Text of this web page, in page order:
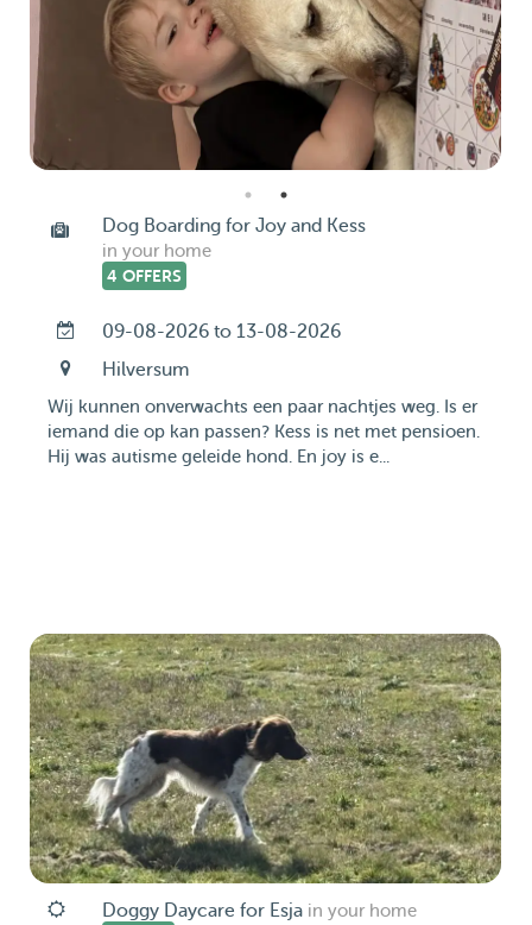
Dog Boarding for Joy and Kess
in your home
4 OFFERS
09-08-2026 to 13-08-2026
Hilversum
Wij kunnen onverwachts een paar nachtjes weg. Is er
iemand die op kan passen? Kess is net met pensioen.
Hij was autisme geleide hond. En joy is e...
Doggy Daycare for Esja in your home